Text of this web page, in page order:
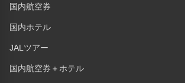
国内航空券
国内ホテル
JALツアー
国内航空券＋ホテル